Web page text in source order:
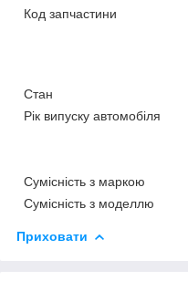
Код запчастини
Стан
Рік випуску автомобіля
Сумісність з маркою
Сумісність з моделлю
Приховати